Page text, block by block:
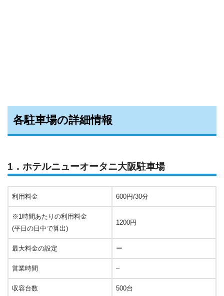
各駐車場の詳細情報
1．ホテルニューオータニ大阪駐車場
利用料金 600円/30分
※1時間あたりの利用料金
(平日の日中で算出)
1200円
最大料金の設定 ー
営業時間 –
収容台数 500台